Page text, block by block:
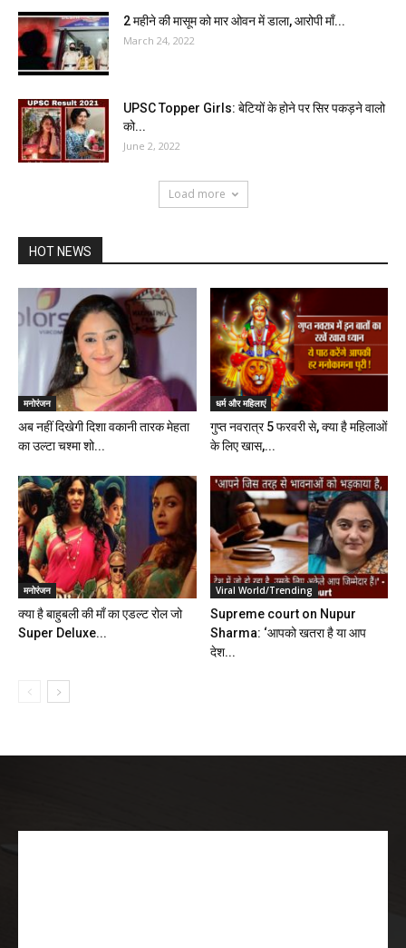
2 महीने की मासूम को मार ओवन में डाला, आरोपी माँ...
March 24, 2022
UPSC Topper Girls: बेटियों के होने पर सिर पकड़ने वालो
को...
June 2, 2022
Load more
HOT NEWS
मनोरंजन
अब नहीं दिखेगी दिशा वकानी तारक मेहता
का उल्टा चश्मा शो...
धर्म और महिलाएं
गुप्त नवरात्र 5 फरवरी से, क्या है महिलाओं
के लिए खास,...
मनोरंजन
क्या है बाहुबली की माँ का एडल्ट रोल जो
Super Deluxe...
Viral World/Trending
Supreme court on Nupur
Sharma: ‘आपको खतरा है या आप
देश...